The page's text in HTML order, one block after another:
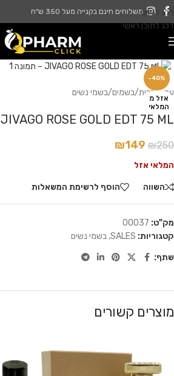
דלג לניווט
דלג לתוכן ראשי
משלוחים חינם בקנייה מעל 350 ש"ח
-40%
אזל מ
המלאי
עמוד הבית/בשמים/בשמי נשים
JIVAGO ROSE GOLD EDT 75 ML
₪250
₪149
המלאי אזל
השווה הוסף לרשימת המשאלות
מק"ט: 00037
קטגוריות: SALES
, בשמי נשים
שתף:
מוצרים קשורים